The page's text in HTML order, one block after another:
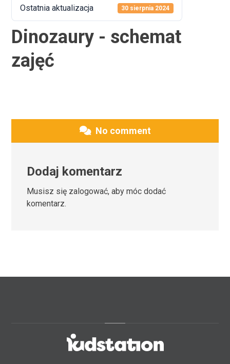
Ostatnia aktualizacja 30 sierpnia 2024
Dinozaury - schemat
zajęć
No comment
Dodaj komentarz
Musisz się zalogować, aby móc dodać
komentarz.